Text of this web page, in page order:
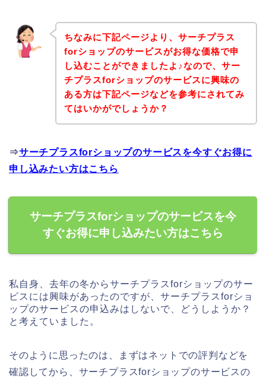
ちなみに下記ページより、サーチプラス
forショップのサービスがお得な価格で申
し込むことができましたよ♪なので、サー
チプラスforショップのサービスに興味の
ある方は下記ページなどを参考にされてみ
てはいかがでしょうか？
⇒サーチプラスforショップのサービスを今すぐお得に
申し込みたい方はこちら
サーチプラスforショップのサービスを今
すぐお得に申し込みたい方はこちら
私自身、去年の冬からサーチプラスforショップのサー
ビスには興味があったのですが、サーチプラスforショ
ップのサービスの申込みはしないで、どうしようか？
と考えていました。
そのように思ったのは、まずはネットでの評判などを
確認してから、サーチプラスforショップのサービスの